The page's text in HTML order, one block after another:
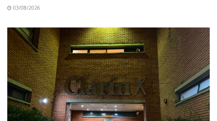
03/08/2026